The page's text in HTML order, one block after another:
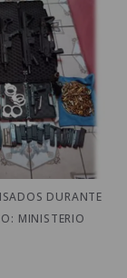
DURANTE
MINISTERIO